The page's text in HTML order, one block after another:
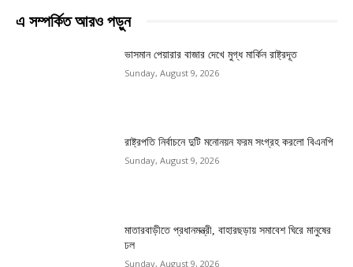
এ সম্পর্কিত আরও পড়ুন
ভাসমান পেয়ারার বাজার দেখে মুগ্ধ মার্কিন রাষ্ট্রদূত
Sunday, August 9, 2026
রাষ্ট্রপতি নির্বাচনে দুটি মনোনয়ন ফরম সংগ্রহ করলো বিএনপি
Sunday, August 9, 2026
মাতারবাড়ীতে প্রধানমন্ত্রী, বাহারছড়ায় সমাবেশ ঘিরে মানুষের
ঢল
Sunday, August 9, 2026